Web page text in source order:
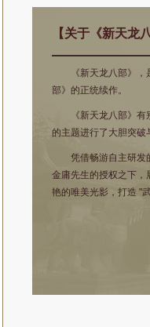
【关于《新天龙
《新天龙八部》，
部》的正统续作。
《新天龙八部》有
的主题进行了大胆突破
凭借畅游自主研发
金庸先生的授权之下，
艳的唯美光影，打造 "